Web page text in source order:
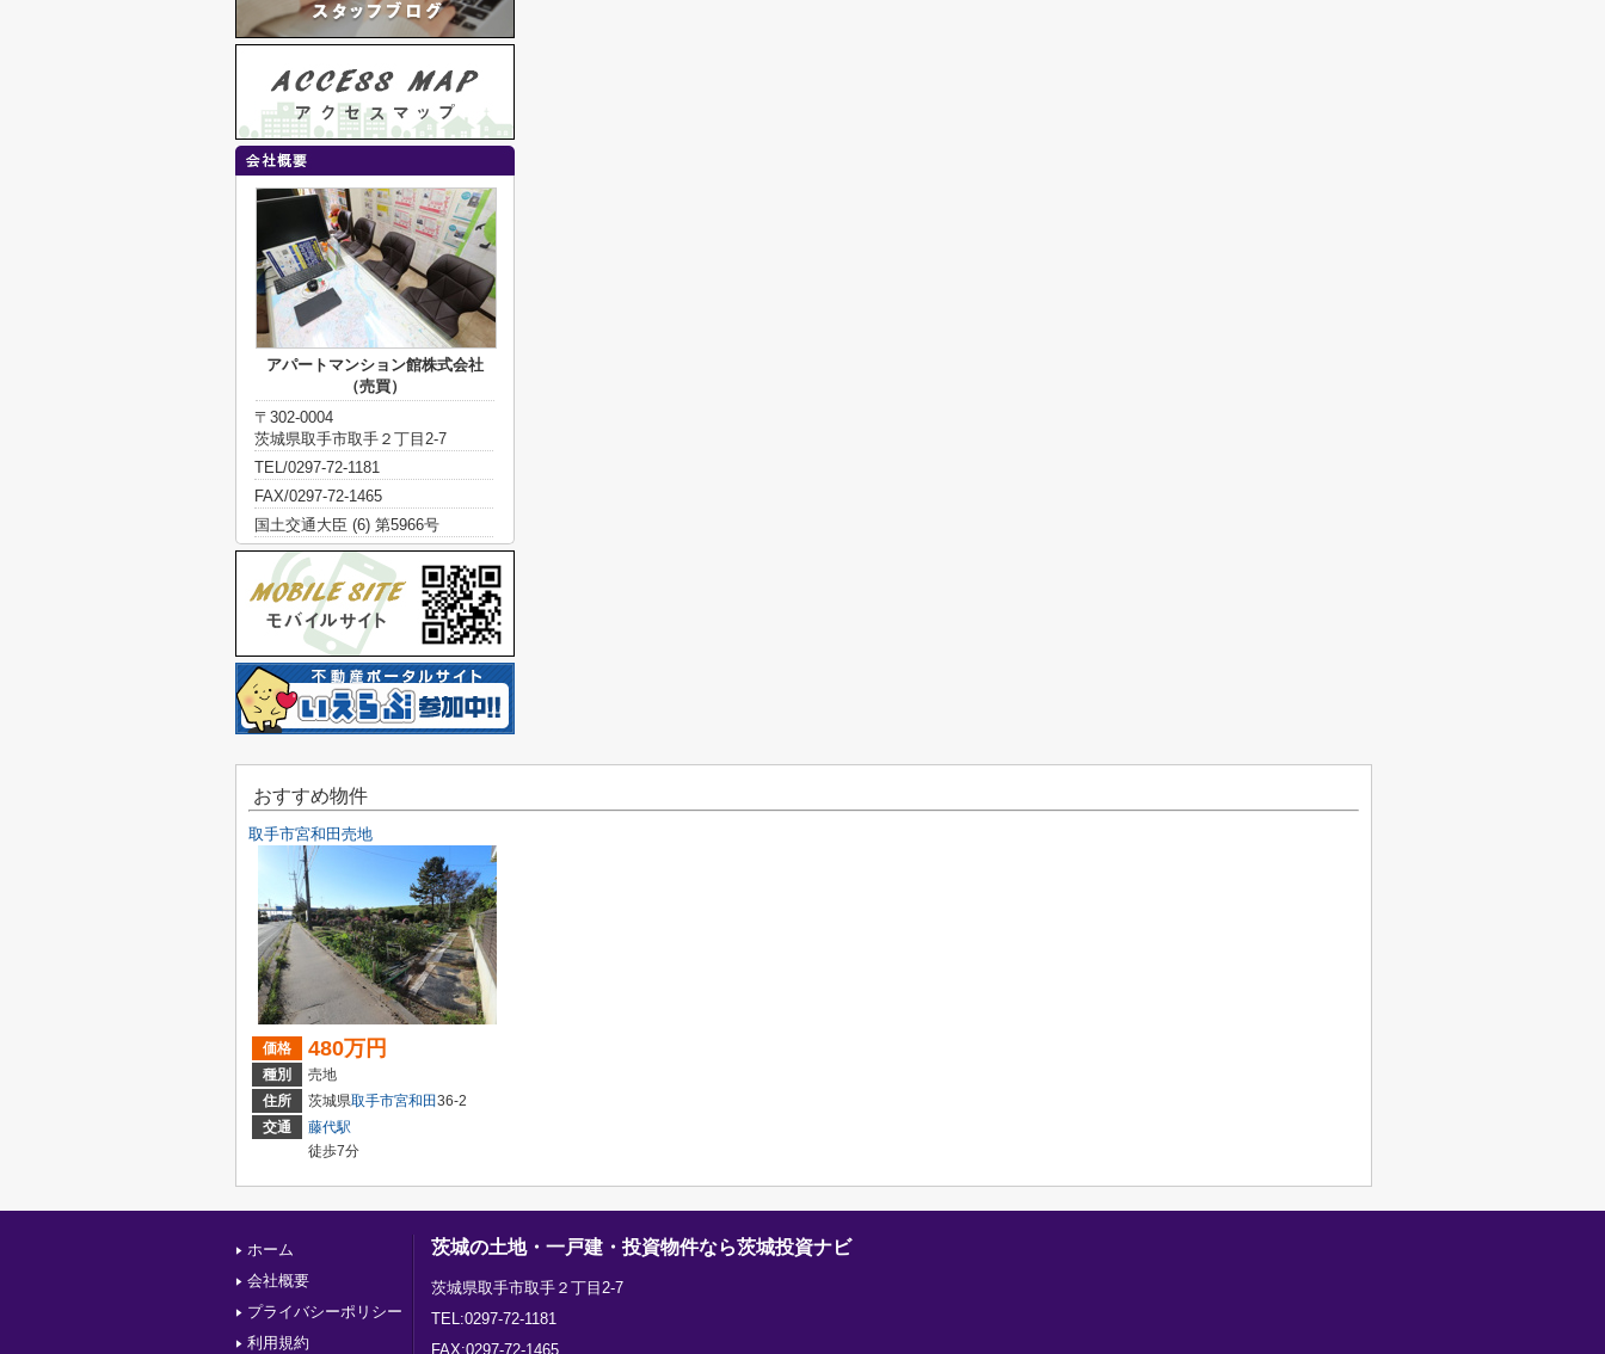
アパートマンション館株式会社
（売買）
〒302-0004
茨城県取手市取手２丁目2-7
TEL/0297-72-1181
FAX/0297-72-1465
国土交通大臣 (6) 第5966号
おすすめ物件
取手市宮和田売地
価格 480万円
種別
売地
住所
茨城県取手市宮和田36-2
交通
藤代駅
徒歩7分
ホーム
会社概要
プライバシーポリシー
利用規約
茨城の土地・一戸建・投資物件なら茨城投資ナビ
茨城県取手市取手２丁目2-7
TEL:0297-72-1181
FAX:0297-72-1465